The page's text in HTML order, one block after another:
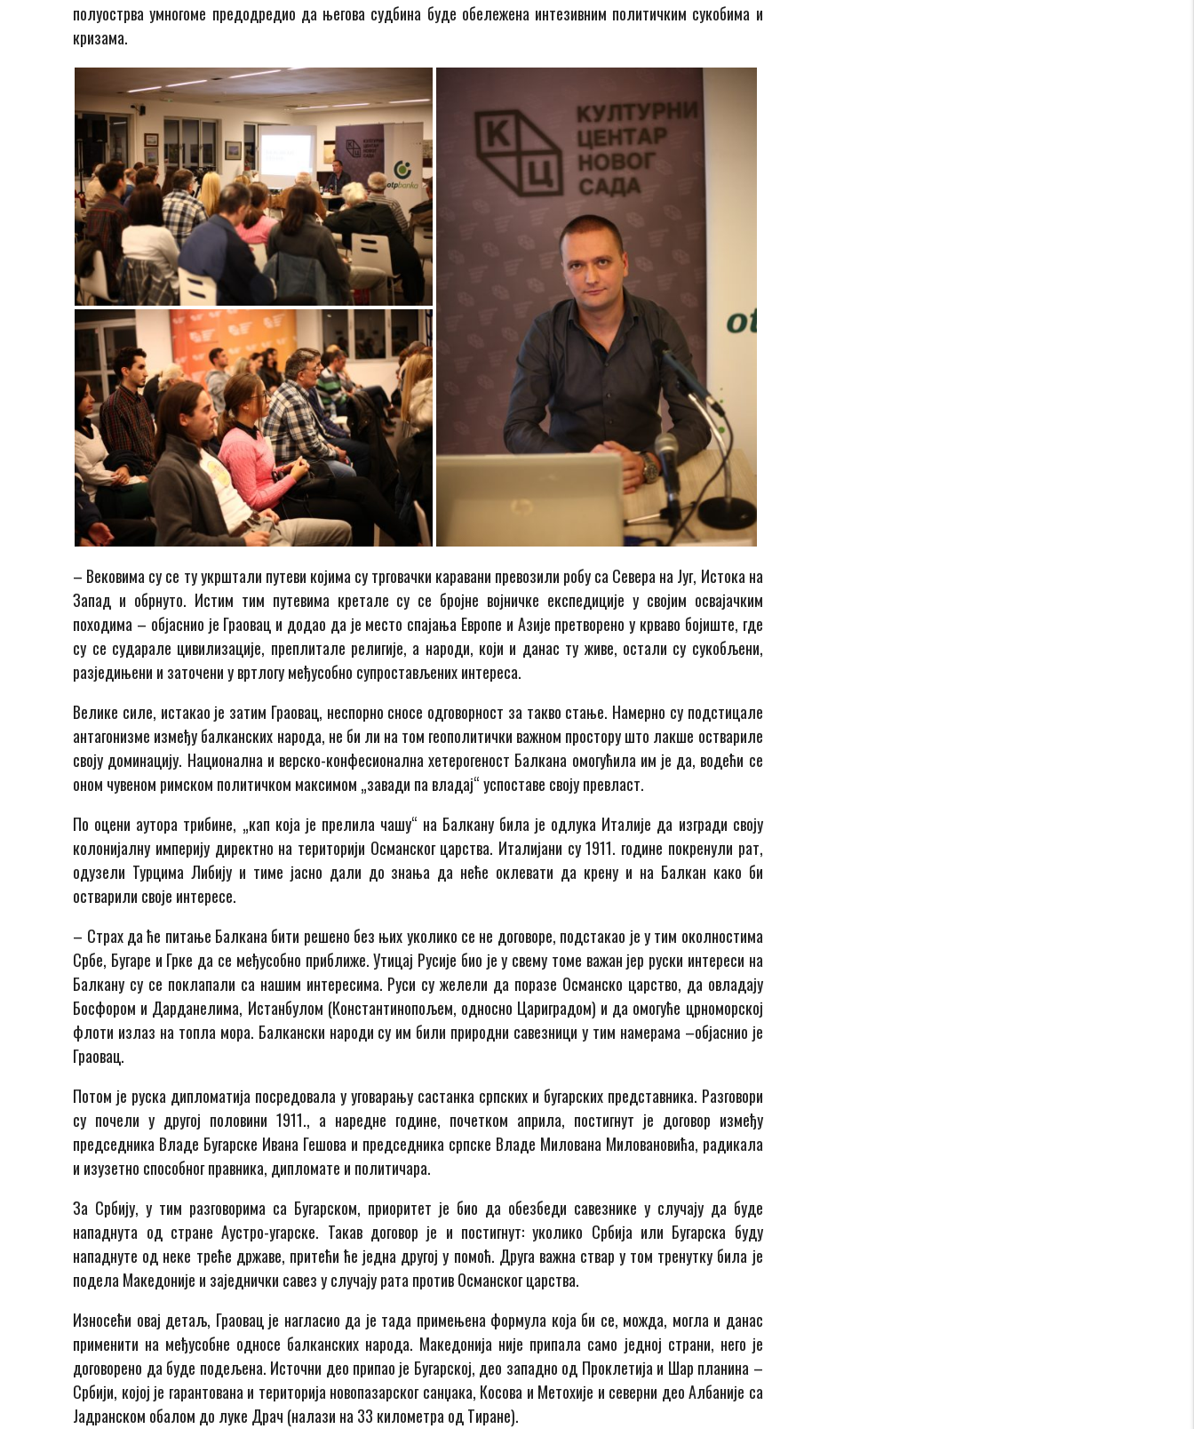
полуострва умногоме предодредио да његова судбина буде обележена интезивним политичким сукобима и
кризама.
– Вековима су се ту укрштали путеви којима су трговачки каравани превозили робу са Севера на Југ, Истока на
Запад и обрнуто. Истим тим путевима кретале су се бројне војничке експедиције у својим освајачким
походима – објаснио је Граовац и додао да је место спајања Европе и Азије претворено у крваво бојиште, где
су се сударале цивилизације, преплитале религије, а народи, који и данас ту живе, остали су сукобљени,
разједињени и заточени у вртлогу међусобно супростављених интереса.
Велике силе, истакао је затим Граовац, неспорно сносе одговорност за такво стање. Намерно су подстицале
антагонизме између балканских народа, не би ли на том геополитички важном простору што лакше оствариле
своју доминацију. Национална и верско-конфесионална хетерогеност Балкана омогућила им је да, водећи се
оном чувеном римском политичком максимом „завади па владај“ успоставе своју превласт.
По оцени аутора трибине, „кап која је прелила чашу“ на Балкану била је одлука Италије да изгради своју
колонијалну империју директно на територији Османског царства. Италијани су 1911. године покренули рат,
одузели Турцима Либију и тиме јасно дали до знања да неће оклевати да крену и на Балкан како би
остварили своје интересе.
– Страх да ће питање Балкана бити решено без њих уколико се не договоре, подстакао је у тим околностима
Србе, Бугаре и Грке да се међусобно приближе. Утицај Русије био је у свему томе важан јер руски интереси на
Балкану су се поклапали са нашим интересима. Руси су желели да поразе Османско царство, да овладају
Босфором и Дарданелима, Истанбулом (Константинопољем, односно Цариградом) и да омогуће црноморској
флоти излаз на топла мора. Балкански народи су им били природни савезници у тим намерама –објаснио је
Граовац.
Потом је руска дипломатија посредовала у уговарању састанка српских и бугарских представника. Разговори
су почели у другој половини 1911., а наредне године, почетком априла, постигнут је договор између
председника Владе Бугарске Ивана Гешова и председника српске Владе Милована Миловановића, радикала
и изузетно способног правника, дипломате и политичара.
За Србију, у тим разговорима са Бугарском, приоритет је био да обезбеди савезнике у случају да буде
нападнута од стране Аустро-угарске. Такав договор је и постигнут: уколико Србија или Бугарска буду
нападнуте од неке треће државе, притећи ће једна другој у помоћ. Друга важна ствар у том тренутку била је
подела Македоније и заједнички савез у случају рата против Османског царства.
Износећи овај детаљ, Граовац је нагласио да је тада примењена формула која би се, можда, могла и данас
применити на међусобне односе балканских народа. Македонија није припала само једној страни, него је
договорено да буде подељена. Источни део припао је Бугарској, део западно од Проклетија и Шар планина –
Србији, којој је гарантована и територија новопазарског санџака, Косова и Метохије и северни део Албаније са
Јадранском обалом до луке Драч (налази на 33 километра од Тиране).